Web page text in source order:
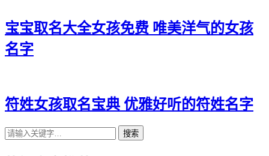
38、龚菲俪、龚含秋、龚萌旋、龚黛欣
39、龚姿白、龚姝冬、龚影莹、龚泉依
41、龚婉可、龚嫣熙、龚兮影、龚澜秋
43、龚嫦妹、龚俪欣、龚兰江、龚亦嫣
宝宝取名大全女孩免费 唯美洋气的女孩
名字
符姓女孩取名宝典 优雅好听的符姓名字
搜索